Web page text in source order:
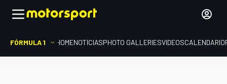
FÓRMULA 1 HOMENOTICIASPHOTO GALLERIESVIDEOSCALENDARIO